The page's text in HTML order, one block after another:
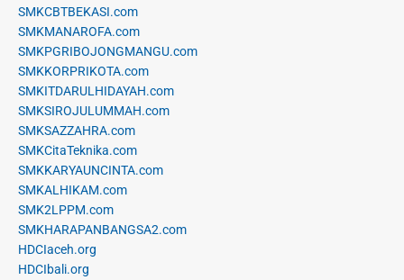
SMKCBTBEKASI.com
SMKMANAROFA.com
SMKPGRIBOJONGMANGU.com
SMKKORPRIKOTA.com
SMKITDARULHIDAYAH.com
SMKSIROJULUMMAH.com
SMKSAZZAHRA.com
SMKCitaTeknika.com
SMKKARYAUNCINTA.com
SMKALHIKAM.com
SMK2LPPM.com
SMKHARAPANBANGSA2.com
HDCIaceh.org
HDCIbali.org